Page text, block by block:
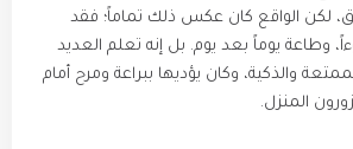
لكن الواقع كان عكس ذلك تماماً؛ فقد
وطاعة يوماً بعد يوم. بل إنه تعلم العديد
والذكية، وكان يؤديها ببراعة ومرح أمام
المنزل.